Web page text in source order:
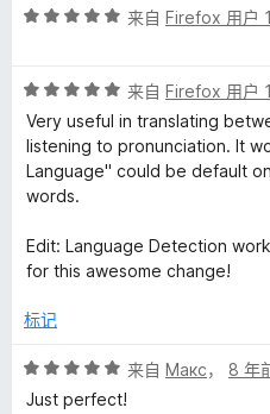
/评
/
5
来自 Firefox 用户
评
分
5
/
5
来自 Firefox 用户
Very useful in translating
listening to pronunciation. It
Language" could be default
words.
Edit: Language Detection
for this awesome change!
标记
评
分
来自 Макс， 8 年
Just perfect!